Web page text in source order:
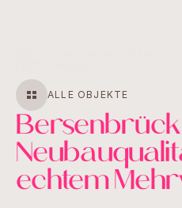
ALLE OBJEKTE
Bersenbrück
echtem